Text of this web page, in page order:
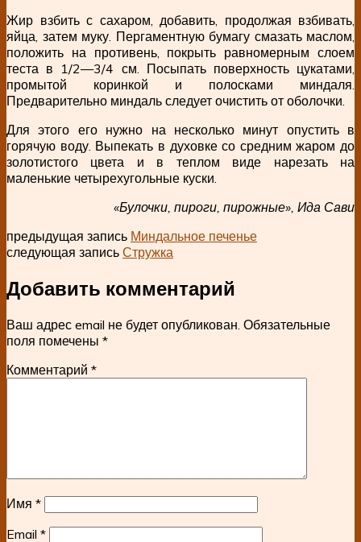
Жир взбить с сахаром, добавить, продолжая взбивать,
яйца, затем муку. Пергаментную бумагу смазать маслом,
положить на противень, покрыть равномерным слоем
теста в 1/2—3/4 см. Посыпать поверхность цукатами,
промытой коринкой и полосками миндаля.
Предварительно миндаль следует очистить от оболочки.
Для этого его нужно на несколько минут опустить в
горячую воду. Выпекать в духовке со средним жаром до
золотистого цвета и в теплом виде нарезать на
маленькие четырехугольные куски.
«Булочки, пироги, пирожные», Ида Сави
предыдущая запись Миндальное печенье
следующая запись Стружка
Добавить комментарий
Ваш адрес email не будет опубликован. Обязательные
поля помечены *
Комментарий *
Имя *
Email *